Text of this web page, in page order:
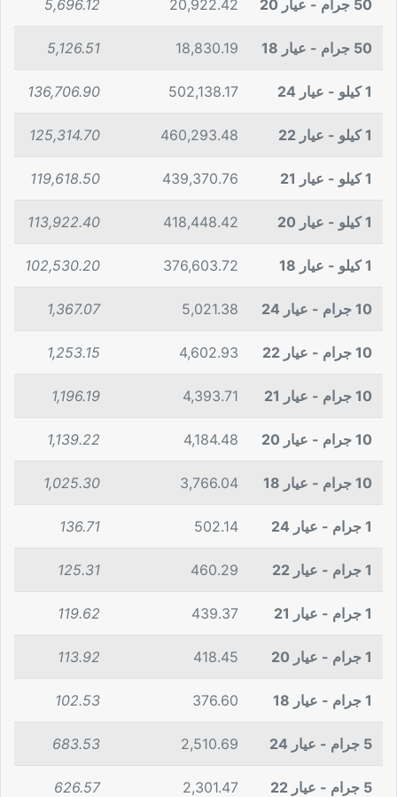
50 جرام - عيار 20 20,922.42
5,696.12
50 جرام - عيار 18 18,830.19
5,126.51
1 كيلو - عيار 24 502,138.17
136,706.90
1 كيلو - عيار 22 460,293.48
125,314.70
1 كيلو - عيار 21 439,370.76
119,618.50
1 كيلو - عيار 20 418,448.42
113,922.40
1 كيلو - عيار 18 376,603.72
102,530.20
10 جرام - عيار 24 5,021.38
1,367.07
10 جرام - عيار 22 4,602.93
1,253.15
10 جرام - عيار 21 4,393.71
1,196.19
10 جرام - عيار 20 4,184.48
1,139.22
10 جرام - عيار 18 3,766.04
1,025.30
1 جرام - عيار 24 502.14
136.71
1 جرام - عيار 22 460.29
125.31
1 جرام - عيار 21 439.37
119.62
1 جرام - عيار 20 418.45
113.92
1 جرام - عيار 18 376.60
102.53
5 جرام - عيار 24 2,510.69
683.53
5 جرام - عيار 22 2,301.47
626.57